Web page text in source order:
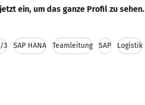
ein, um das ganze Profil zu sehen.
3 SAP HANA Teamleitung SAP Logistik